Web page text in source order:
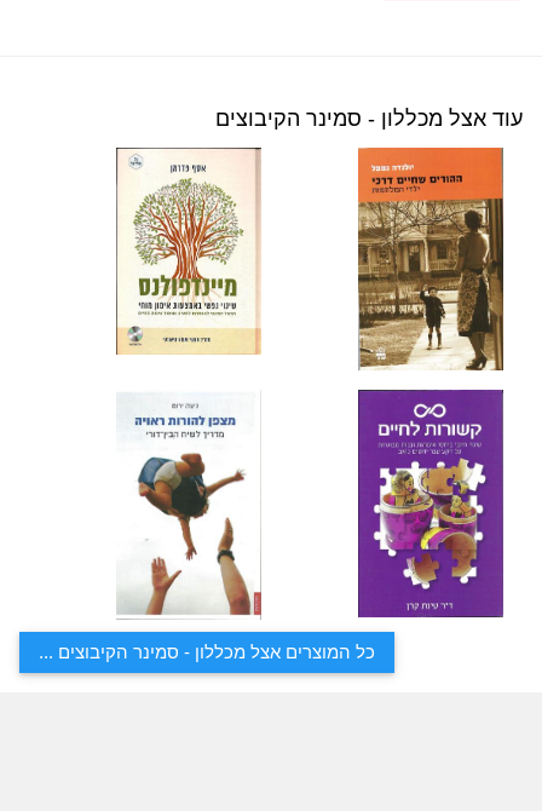
עוד אצל מכללון - סמינר הקיבוצים
כל המוצרים אצל מכללון - סמינר הקיבוצים ...